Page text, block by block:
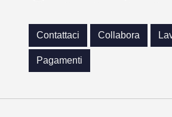
Contattaci Collabora
Pagamenti